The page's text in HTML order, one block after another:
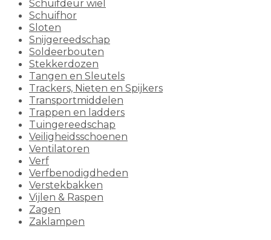
Schuifdeur wiel
Schuifhor
Sloten
Snijgereedschap
Soldeerbouten
Stekkerdozen
Tangen en Sleutels
Trackers, Nieten en Spijkers
Transportmiddelen
Trappen en ladders
Tuingereedschap
Veiligheidsschoenen
Ventilatoren
Verf
Verfbenodigdheden
Verstekbakken
Vijlen & Raspen
Zagen
Zaklampen